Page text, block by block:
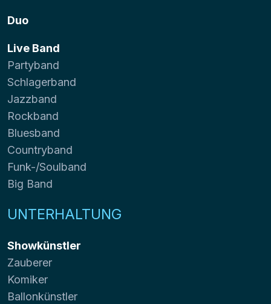
Duo
Live Band
Partyband
Schlagerband
Jazzband
Rockband
Bluesband
Countryband
Funk-/Soulband
Big Band
UNTERHALTUNG
Showkünstler
Zauberer
Komiker
Ballonkünstler